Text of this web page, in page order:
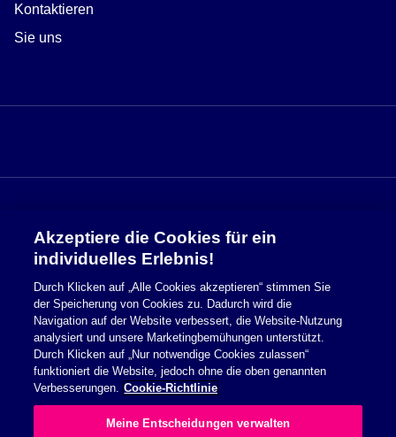
Kontaktieren
Sie uns
Sicherheitsinformationen
Nutzungsbedingungen
Cookie Richtlinie
Datenschutzerklärung
Impressum
Akzeptiere die Cookies für ein
individuelles Erlebnis!
Durch Klicken auf „Alle Cookies akzeptieren“ stimmen Sie
der Speicherung von Cookies zu. Dadurch wird die
Navigation auf der Website verbessert, die Website-Nutzung
analysiert und unsere Marketingbemühungen unterstützt.
Durch Klicken auf „Nur notwendige Cookies zulassen“
funktioniert die Website, jedoch ohne die oben genannten
Verbesserungen. Cookie-Richtlinie
Meine Entscheidungen verwalten